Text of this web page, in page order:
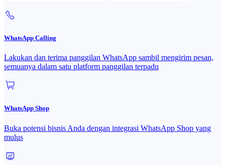
WhatsApp Calling
Lakukan dan terima panggilan WhatsApp sambil mengirim pesan,
semuanya dalam satu platform panggilan terpadu
WhatsApp Shop
Buka potensi bisnis Anda dengan integrasi WhatsApp Shop yang
mulus